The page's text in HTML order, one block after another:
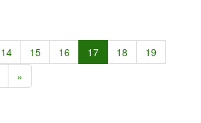
14 15 16 17 18
19
»